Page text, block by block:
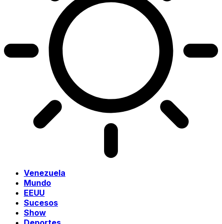
Venezuela
Mundo
EEUU
Sucesos
Show